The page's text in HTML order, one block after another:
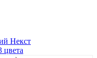
цвета